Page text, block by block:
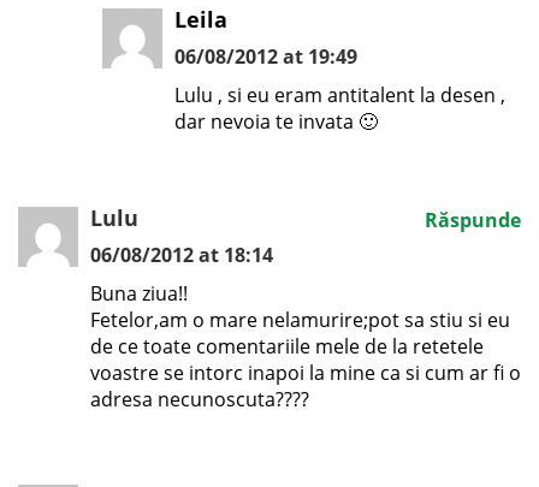
Leila
06/08/2012 at 19:49
Lulu , si eu eram antitalent la desen ,
dar nevoia te invata 🙂
Lulu
06/08/2012 at 18:14
Buna ziua!!
Fetelor,am o mare nelamurire;pot sa stiu si eu
de ce toate comentariile mele de la retetele
voastre se intorc inapoi la mine ca si cum ar fi o
adresa necunoscuta????
Răspunde